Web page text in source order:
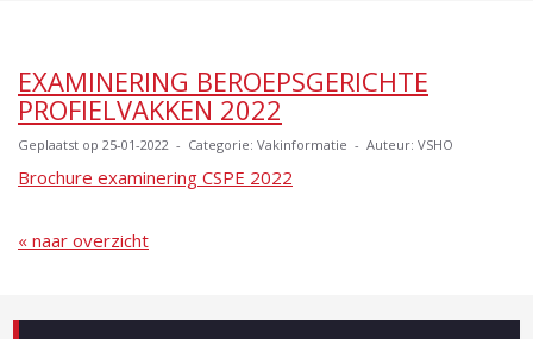
EXAMINERING BEROEPSGERICHTE
PROFIELVAKKEN 2022
Geplaatst op 25-01-2022 - Categorie: Vakinformatie - Auteur: VSHO
Brochure examinering CSPE 2022
« naar overzicht